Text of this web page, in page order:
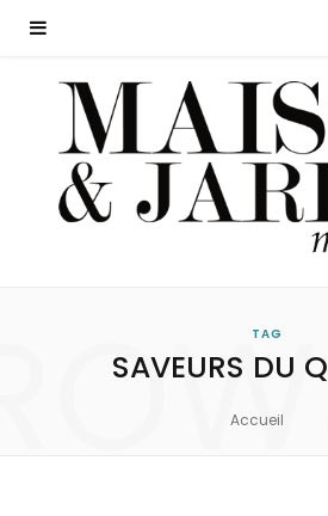
TAG
SAVEURS DU
Accueil